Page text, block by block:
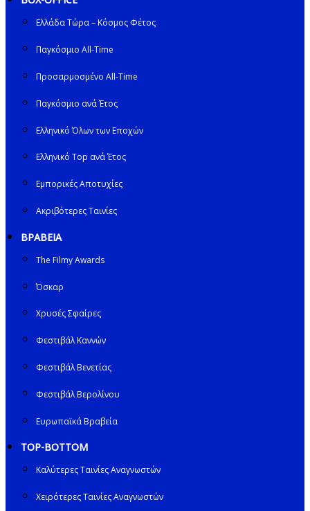
Ελλάδα Τώρα – Κόσμος Φέτος
Παγκόσμιο All-Time
Προσαρμοσμένο All-Time
Παγκόσμιο ανά Έτος
Ελληνικό Όλων των Εποχών
Ελληνικό Top ανά Έτος
Εμπορικές Αποτυχίες
Ακριβότερες Ταινίες
ΒΡΑΒΕΙΑ
The Filmy Awards
Όσκαρ
Χρυσές Σφαίρες
Φεστιβάλ Καννών
Φεστιβάλ Βενετίας
Φεστιβάλ Βερολίνου
Ευρωπαϊκά Βραβεία
TOP-BOTTOM
Καλύτερες Ταινίες Αναγνωστών
Χειρότερες Ταινίες Αναγνωστών